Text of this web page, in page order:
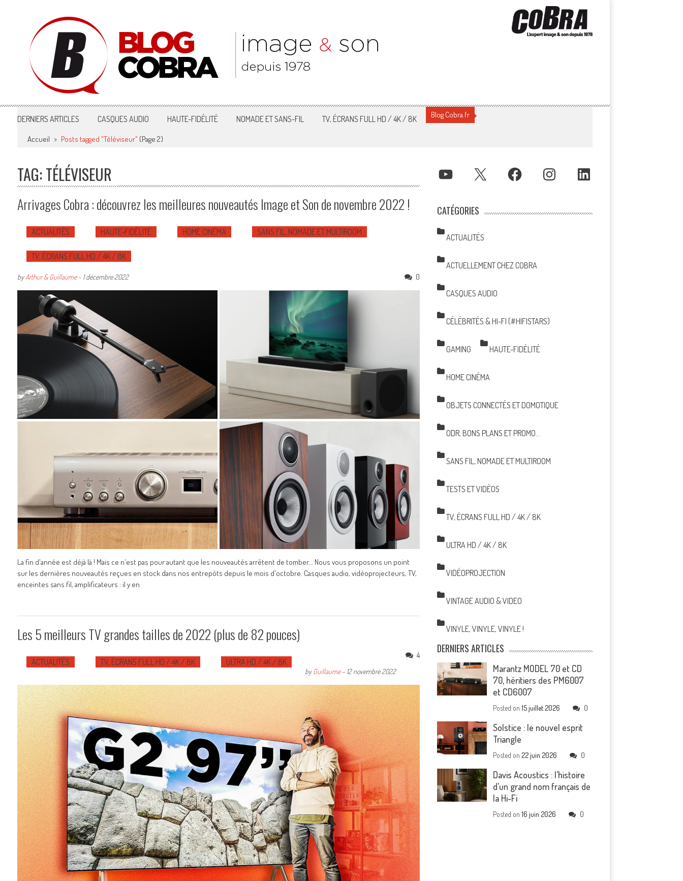
Blog Cobra
Toute l'actu Image & Son !
DERNIERS ARTICLES CASQUES AUDIO HAUTE-FIDÉLITÉ NOMADE ET SANS-FIL TV, ÉCRANS FULL HD / 4K / 8K Blog Cobra.fr
Accueil > Posts tagged "Téléviseur" (Page 2)
TAG: TÉLÉVISEUR
Arrivages Cobra : découvrez les meilleures nouveautés Image et Son de novembre 2022 !
ACTUALITÉS HAUTE-FIDÉLITÉ HOME CINÉMA SANS FIL, NOMADE ET MULTIROOM
TV, ÉCRANS FULL HD / 4K / 8K
byArthur & Guillaume- 1 décembre 2022 0
La fin d'année est déjà là ! Mais ce n'est pas pour autant que les nouveautés arrêtent de tomber... Nous vous proposons un point
sur les dernières nouveautés reçues en stock dans nos entrepôts depuis le mois d'octobre. Casques audio, vidéoprojecteurs, TV,
enceintes sans fil, amplificateurs : il y en
Les 5 meilleurs TV grandes tailles de 2022 (plus de 82 pouces)
ACTUALITÉS TV, ÉCRANS FULL HD / 4K / 8K ULTRA HD / 4K / 8K
byGuillaume- 12 novembre 2022
4
YOUTUBE X FACEBOOK INSTAGRAM LINKEDIN
CATÉGORIES
ACTUALITÉS
ACTUELLEMENT CHEZ COBRA
CASQUES AUDIO
CÉLÉBRITÉS & HI-FI (#HIFISTARS)
GAMING HAUTE-FIDÉLITÉ
HOME CINÉMA
OBJETS CONNECTÉS ET DOMOTIQUE
ODR, BONS PLANS ET PROMO…
SANS FIL, NOMADE ET MULTIROOM
TESTS ET VIDÉOS
TV, ÉCRANS FULL HD / 4K / 8K
ULTRA HD / 4K / 8K
VIDÉOPROJECTION
VINTAGE AUDIO & VIDEO
VINYLE, VINYLE, VINYLE !
DERNIERS ARTICLES
Marantz MODEL 70 et CD
70, héritiers des PM6007
et CD6007
Posted on15 juillet 2026 0
Solstice : le nouvel esprit
Triangle
Posted on22 juin 2026 0
Davis Acoustics : l’histoire
d’un grand nom français de
la Hi-Fi
Posted on16 juin 2026 0